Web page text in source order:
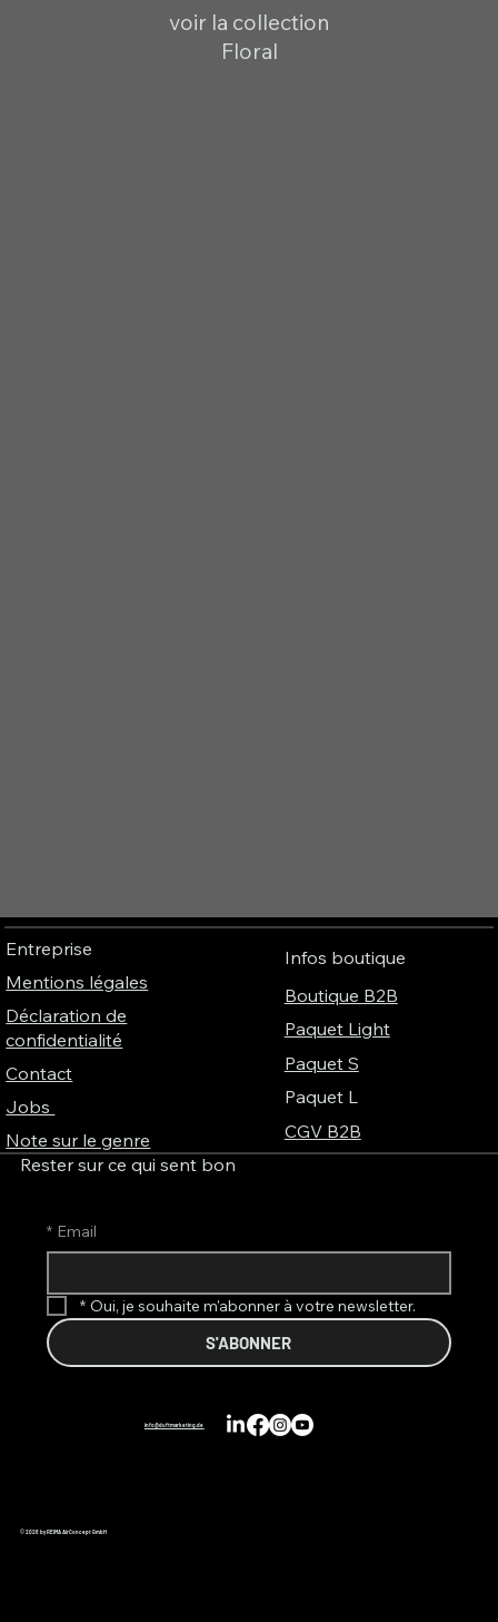
voir la collection
Floral
Entreprise
Mentions légales
Déclaration de
confidentialité
Contact
Jobs
Note sur le genre
Infos boutique
Boutique B2B
Paquet Light
Paquet S
Paquet L
CGV B2B
Rester sur ce qui sent bon
* Email
* Oui, je souhaite m'abonner à votre newsletter.
S'ABONNER
info@duftmarketing.de
© 2026 by REIMA AirConcept GmbH